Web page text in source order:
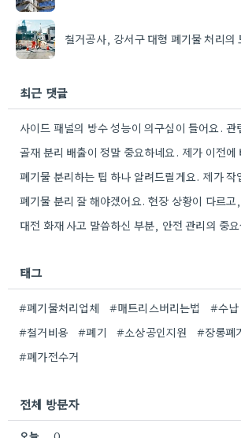
철거공사, 강서구 대형 폐기물 처리의
최근 댓글
태그
#폐기물처리업체 #매트리스버리는법 #수납
#철거비용
#폐기 #소상공인지원 #장롱폐
#폐가전수거
전체 방문자